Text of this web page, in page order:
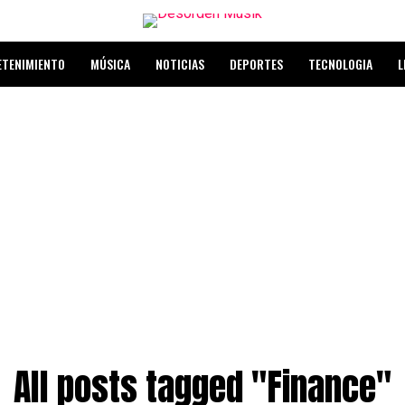
MÚSICA NOTICIAS DEPORTES TECNOLOGIA
All posts tagged "Finance"